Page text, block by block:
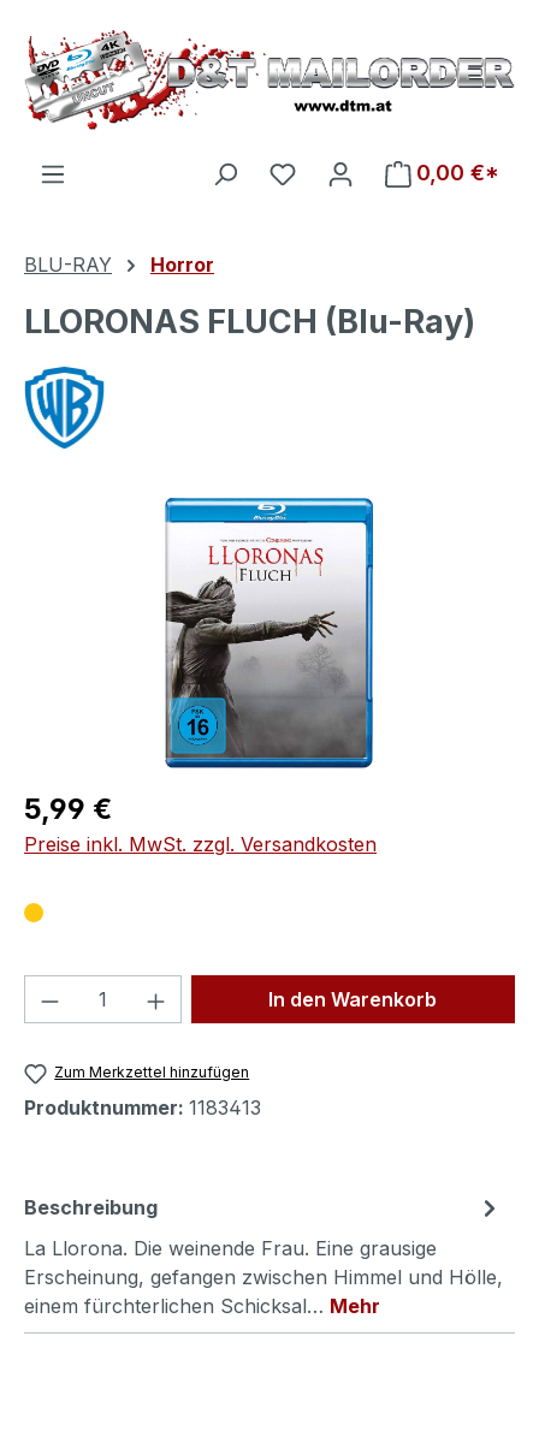
Zum Hauptinhalt springen
Du hast 0 Produkte auf
0,00 €*
BLU-RAY Horror
LLORONAS FLUCH (Blu-Ray)
Bildergalerie überspringen
Regulärer Preis:
5,99 €
Preise inkl. MwSt. zzgl. Versandkosten
Produkt Anzahl: Gib denIn den Warenkorb
Zum Merkzettel hinzufügen
Produktnummer: 1183413
Beschreibung
La Llorona. Die weinende Frau. Eine grausige
Erscheinung, gefangen zwischen Himmel und Hölle,
einem fürchterlichen Schicksal… Mehr